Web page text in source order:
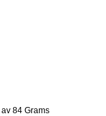
84 Grams